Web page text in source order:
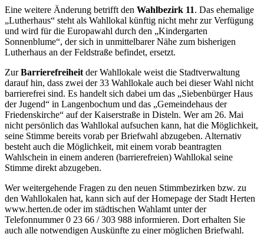
Eine weitere Änderung betrifft den Wahlbezirk 11. Das ehemalige
„Lutherhaus“ steht als Wahllokal künftig nicht mehr zur Verfügung
und wird für die Europawahl durch den „Kindergarten
Sonnenblume“, der sich in unmittelbarer Nähe zum bisherigen
Lutherhaus an der Feldstraße befindet, ersetzt.
ZurBarrierefreiheitder Wahllokale weist die Stadtverwaltung
darauf hin, dass zwei der 33 Wahllokale auch bei dieser Wahl nicht
barrierefrei sind. Es handelt sich dabei um das „Siebenbürger Haus
der Jugend“ in Langenbochum und das „Gemeindehaus der
Friedenskirche“ auf der Kaiserstraße in Disteln. Wer am 26. Mai
nicht persönlich das Wahllokal aufsuchen kann, hat die Möglichkeit,
seine Stimme bereits vorab per Briefwahl abzugeben. Alternativ
besteht auch die Möglichkeit, mit einem vorab beantragten
Wahlschein in einem anderen (barrierefreien) Wahllokal seine
Stimme direkt abzugeben.
Wer weitergehende Fragen zu den neuen Stimmbezirken bzw. zu
den Wahllokalen hat, kann sich auf der Homepage der Stadt Herten
www.herten.de oder im städtischen Wahlamt unter der
Telefonnummer 0 23 66 / 303 988 informieren. Dort erhalten Sie
auch alle notwendigen Auskünfte zu einer möglichen Briefwahl.